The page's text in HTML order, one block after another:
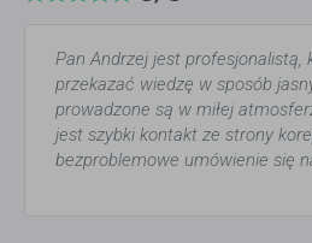
Pan Andrzej jest profesjonalistą,
przekazać wiedzę w sposób
prowadzone są w miłej
jest szybki kontakt ze strony
bezproblemowe umówienie się